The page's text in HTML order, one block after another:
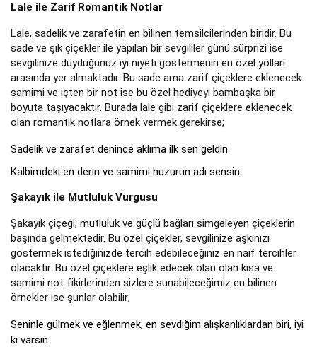
Lale ile Zarif Romantik Notlar
Lale, sadelik ve zarafetin en bilinen temsilcilerinden biridir. Bu
sade ve şık çiçekler ile yapılan bir sevgililer günü sürprizi ise
sevgilinize duyduğunuz iyi niyeti göstermenin en özel yolları
arasında yer almaktadır. Bu sade ama zarif çiçeklere eklenecek
samimi ve içten bir not ise bu özel hediyeyi bambaşka bir
boyuta taşıyacaktır. Burada lale gibi zarif çiçeklere eklenecek
olan romantik notlara örnek vermek gerekirse;
Sadelik ve zarafet denince aklıma ilk sen geldin.
Kalbimdeki en derin ve samimi huzurun adı sensin.
Şakayık ile Mutluluk Vurgusu
Şakayık çiçeği, mutluluk ve güçlü bağları simgeleyen çiçeklerin
başında gelmektedir. Bu özel çiçekler, sevgilinize aşkınızı
göstermek istediğinizde tercih edebileceğiniz en naif tercihler
olacaktır. Bu özel çiçeklere eşlik edecek olan olan kısa ve
samimi not fikirlerinden sizlere sunabileceğimiz en bilinen
örnekler ise şunlar olabilir;
Seninle gülmek ve eğlenmek, en sevdiğim alışkanlıklardan biri, iyi
ki varsın.